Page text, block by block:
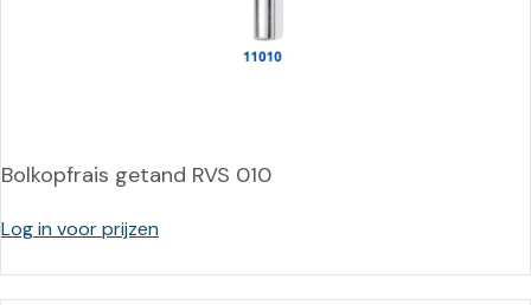
Bolkopfrais getand RVS 010
Log in voor prijzen